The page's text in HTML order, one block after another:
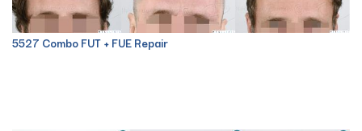
5527 Combo FUT + FUE Repair